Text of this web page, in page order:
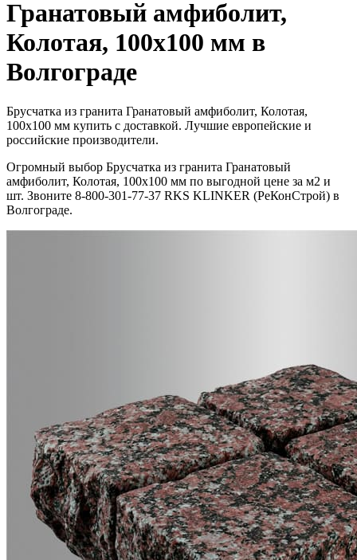
Гранатовый амфиболит,
Колотая, 100x100 мм в
Волгограде
Брусчатка из гранита Гранатовый амфиболит, Колотая,
100x100 мм купить с доставкой. Лучшие европейские и
российские производители.
Огромный выбор Брусчатка из гранита Гранатовый
амфиболит, Колотая, 100x100 мм по выгодной цене за м2 и
шт. Звоните 8-800-301-77-37 RKS KLINKER (РеКонСтрой) в
Волгограде.